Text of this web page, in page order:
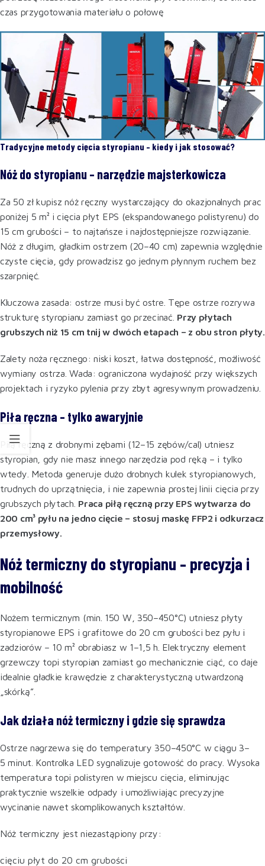
czas przygotowania materiału o połowę
Tradycyjne metody cięcia styropianu – kiedy i jak stosować?
Nóż do styropianu – narzędzie majsterkowicza
Za 50 zł kupisz nóż ręczny wystarczający do okazjonalnych prac
poniżej 5 m² i cięcia płyt EPS (ekspandowanego polistyrenu) do
15 cm grubości – to najtańsze i najdostępniejsze rozwiązanie.
Nóż z długim, gładkim ostrzem (20–40 cm) zapewnia względnie
czyste cięcia, gdy prowadzisz go jednym płynnym ruchem bez
szarpnięć.
Kluczowa zasada: ostrze musi być ostre. Tępe ostrze rozrywa
strukturę styropianu zamiast go przecinać. Przy płytach
grubszych niż 15 cm tnij w dwóch etapach – z obu stron płyty.
Zalety noża ręcznego: niski koszt, łatwa dostępność, możliwość
wymiany ostrza. Wada: ograniczona wydajność przy większych
projektach i ryzyko pylenia przy zbyt agresywnym prowadzeniu.
Piła ręczna – tylko awaryjnie
Piłą ręczną z drobnymi zębami (12–15 zębów/cal) utniesz
styropian, gdy nie masz innego narzędzia pod ręką – i tylko
wtedy. Metoda generuje dużo drobnych kulek styropianowych,
trudnych do uprzątnięcia, i nie zapewnia prostej linii cięcia przy
grubszych płytach. Praca piłą ręczną przy EPS wytwarza do
200 cm³ pyłu na jedno cięcie – stosuj maskę FFP2 i odkurzacz
przemysłowy.
Nóż termiczny do styropianu – precyzja i
mobilność
Nożem termicznym (min. 150 W, 350–450°C) utniesz płyty
styropianowe EPS i grafitowe do 20 cm grubości bez pyłu i
zadziorów – 10 m² obrabiasz w 1–1,5 h. Elektryczny element
grzewczy topi styropian zamiast go mechanicznie ciąć, co daje
idealnie gładkie krawędzie z charakterystyczną utwardzoną
„skórką”.
Jak działa nóż termiczny i gdzie się sprawdza
Ostrze nagrzewa się do temperatury 350–450°C w ciągu 3–
5 minut. Kontrolka LED sygnalizuje gotowość do pracy. Wysoka
temperatura topi polistyren w miejscu cięcia, eliminując
praktycznie wszelkie odpady i umożliwiając precyzyjne
wycinanie nawet skomplikowanych kształtów.
Nóż termiczny jest niezastąpiony przy:
cięciu płyt do 20 cm grubości